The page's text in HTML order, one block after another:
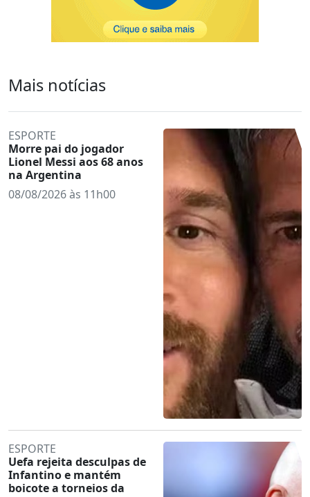
Mais notícias
ESPORTE
Morre pai do jogador
Lionel Messi aos 68 anos
na Argentina
08/08/2026 às 11h00
ESPORTE
Uefa rejeita desculpas de
Infantino e mantém
boicote a torneios da